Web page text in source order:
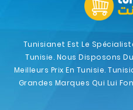
Tunisianet Est Le
Tunisie. Nous Disposons
Meilleurs Prix En Tunisie.
Grandes Marques Qui Lui